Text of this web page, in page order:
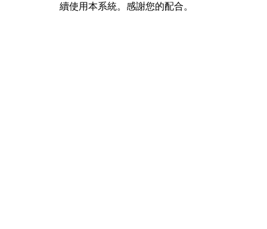
續使用本系統。感謝您的配合。